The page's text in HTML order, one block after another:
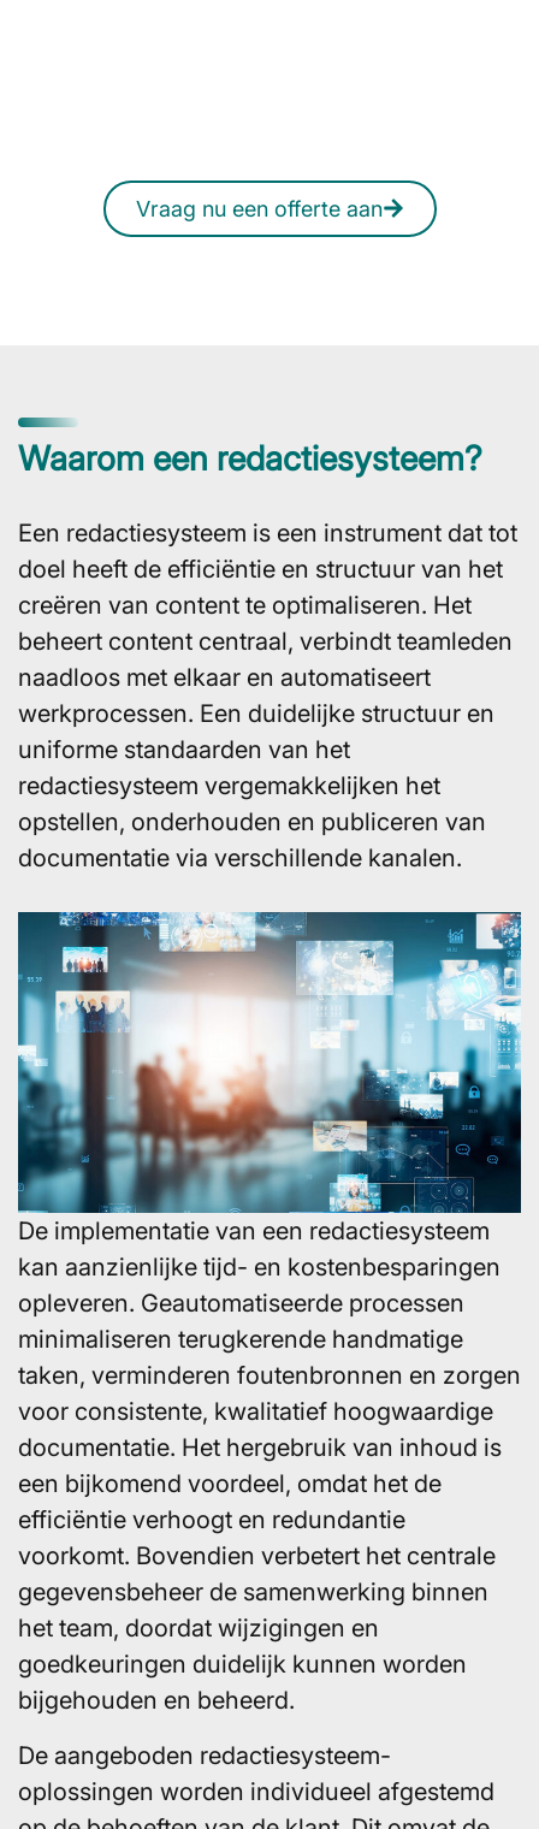
Vraag nu een offerte aan
Waarom een redactiesysteem?
Een redactiesysteem is een instrument dat tot
doel heeft de efficiëntie en structuur van het
creëren van content te optimaliseren. Het
beheert content centraal, verbindt teamleden
naadloos met elkaar en automatiseert
werkprocessen. Een duidelijke structuur en
uniforme standaarden van het
redactiesysteem vergemakkelijken het
opstellen, onderhouden en publiceren van
documentatie via verschillende kanalen.
De implementatie van een redactiesysteem
kan aanzienlijke tijd- en kostenbesparingen
opleveren. Geautomatiseerde processen
minimaliseren terugkerende handmatige
taken, verminderen foutenbronnen en zorgen
voor consistente, kwalitatief hoogwaardige
documentatie. Het hergebruik van inhoud is
een bijkomend voordeel, omdat het de
efficiëntie verhoogt en redundantie
voorkomt. Bovendien verbetert het centrale
gegevensbeheer de samenwerking binnen
het team, doordat wijzigingen en
goedkeuringen duidelijk kunnen worden
bijgehouden en beheerd.
De aangeboden redactiesysteem-
oplossingen worden individueel afgestemd